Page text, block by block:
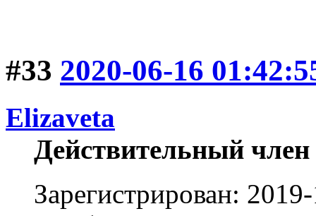
#33 2020-06-16
Elizaveta
Действительный член
Зарегистрирован: